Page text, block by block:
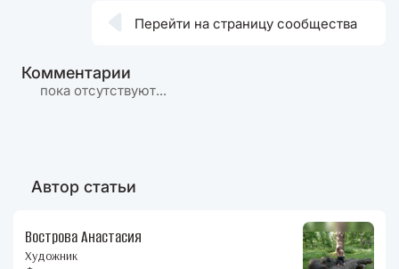
Перейти на страницу сообщества
Комментарии
пока отсутствуют...
Автор статьи
Вострова Анастасия
Художник